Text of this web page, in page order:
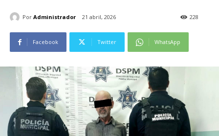
Por Administrador 21 abril, 2026 228
Facebook Twitter WhatsApp